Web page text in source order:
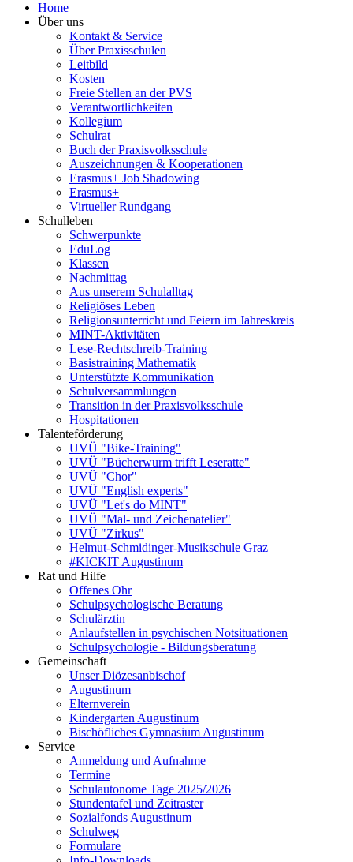
Home
Über uns
Kontakt & Service
Über Praxisschulen
Leitbild
Kosten
Freie Stellen an der PVS
Verantwortlichkeiten
Kollegium
Schulrat
Buch der Praxisvolksschule
Auszeichnungen & Kooperationen
Erasmus+ Job Shadowing
Erasmus+
Virtueller Rundgang
Schulleben
Schwerpunkte
EduLog
Klassen
Nachmittag
Aus unserem Schulalltag
Religiöses Leben
Religionsunterricht und Feiern im Jahreskreis
MINT-Aktivitäten
Lese-Rechtschreib-Training
Basistraining Mathematik
Unterstützte Kommunikation
Schulversammlungen
Transition in der Praxisvolksschule
Hospitationen
Talenteförderung
UVÜ "Bike-Training"
UVÜ "Bücherwurm trifft Leseratte"
UVÜ "Chor"
UVÜ "English experts"
UVÜ "Let's do MINT"
UVÜ "Mal- und Zeichenatelier"
UVÜ "Zirkus"
Helmut-Schmidinger-Musikschule Graz
#KICKIT Augustinum
Rat und Hilfe
Offenes Ohr
Schulpsychologische Beratung
Schulärztin
Anlaufstellen in psychischen Notsituationen
Schulpsychologie - Bildungsberatung
Gemeinschaft
Unser Diözesanbischof
Augustinum
Elternverein
Kindergarten Augustinum
Bischöfliches Gymnasium Augustinum
Service
Anmeldung und Aufnahme
Termine
Schulautonome Tage 2025/2026
Stundentafel und Zeitraster
Sozialfonds Augustinum
Schulweg
Formulare